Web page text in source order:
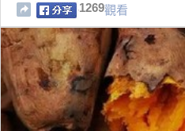
1269觀看